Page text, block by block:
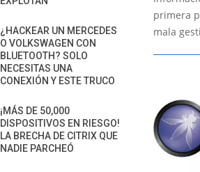
primera
mala
¿HACKEAR UN MERCEDES
O VOLKSWAGEN CON
BLUETOOTH? SOLO
NECESITAS UNA
CONEXIÓN Y ESTE TRUCO
¡MÁS DE 50,000
DISPOSITIVOS EN RIESGO!
LA BRECHA DE CITRIX QUE
NADIE PARCHEÓ